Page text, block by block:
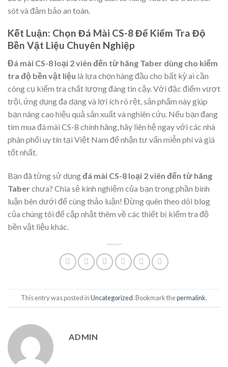
sót và đảm bảo an toàn.
Kết Luận: Chọn Đá Mài CS-8 Để Kiểm Tra Độ
Bền Vật Liệu Chuyên Nghiệp
Đá mài CS-8 loại 2 viên đến từ hãng Taber dùng cho kiểm
tra độ bền vật liệu là lựa chọn hàng đầu cho bất kỳ ai cần
công cụ kiểm tra chất lượng đáng tin cậy. Với đặc điểm vượt
trội, ứng dụng đa dạng và lợi ích rõ rệt, sản phẩm này giúp
bạn nâng cao hiệu quả sản xuất và nghiên cứu. Nếu bạn đang
tìm mua đá mài CS-8 chính hãng, hãy liên hệ ngay với các nhà
phân phối uy tín tại Việt Nam để nhận tư vấn miễn phí và giá
tốt nhất.
Bạn đã từng sử dụngđá mài CS-8 loại 2 viên đến từ hãng
Taberchưa? Chia sẻ kinh nghiệm của bạn trong phần bình
luận bên dưới để cùng thảo luận! Đừng quên theo dõi blog
của chúng tôi để cập nhật thêm về các thiết bị kiểm tra độ
bền vật liệu khác.
This entry was posted inUncategorized. Bookmark thepermalink.
ADMIN